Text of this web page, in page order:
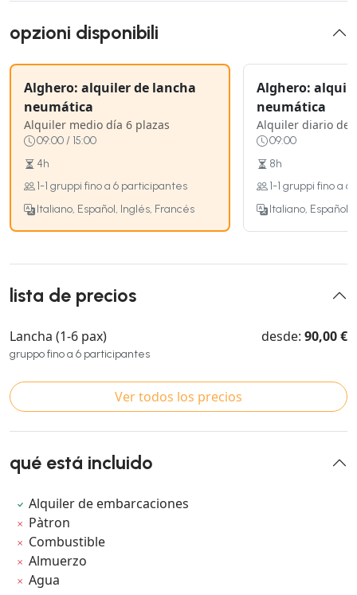
opzioni disponibili
Alghero: alquiler de lancha
neumática
Alquiler medio día 6 plazas
09:00 / 15:00
4h
1-1 gruppi fino a 6 participantes
Italiano, Español, Inglés, Francés
Alghero:
neumática
Alquiler diario de
09:00
8h
1-1 gruppi fino a
Italiano, Español,
lista de precios
Lancha (1-6 pax)
gruppo fino a 6 participantes
desde: 90,00 €
Ver todos los precios
qué está incluido
Alquiler de embarcaciones
Pàtron
Combustible
Almuerzo
Agua